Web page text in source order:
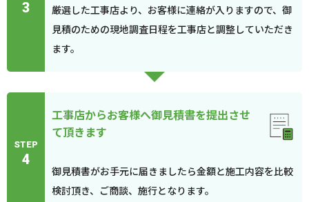
3
厳選した工事店より、お客様に連絡が入りますので、御
見積のための現地調査日程を工事店と調整していただき
ます。
STEP
4
工事店からお客様へ御見積書を提出させ
て頂きます
御見積書がお手元に届きましたら金額と施工内容を比較
検討頂き、ご商談、施行となります。